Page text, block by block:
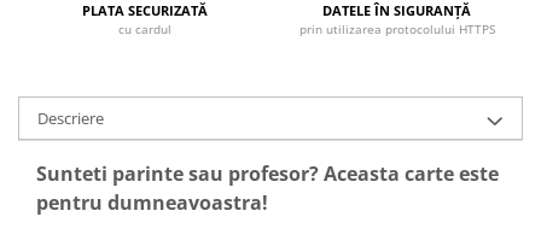
PLATA SECURIZATĂ
cu cardul
DATELE ÎN SIGURANȚĂ
prin utilizarea protocolului HTTPS
Descriere
Sunteti parinte sau profesor? Aceasta carte este
pentru dumneavoastra!